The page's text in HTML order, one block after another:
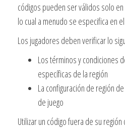
códigos pueden ser válidos solo
lo cual a menudo se especifica en
Los jugadores deben verificar lo
Los términos y condiciones
específicas de la región
La configuración de región
de juego
Utilizar un código fuera de su